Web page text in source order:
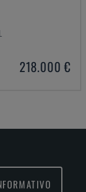
218.000 €